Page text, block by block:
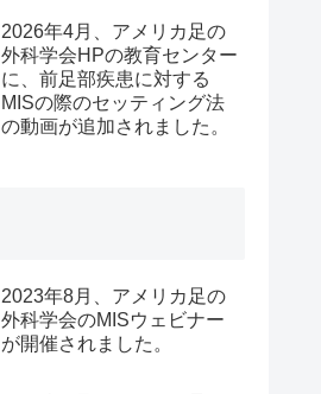
2026年4月、アメリカ足の
外科学会HPの教育センター
に、前足部疾患に対する
MISの際のセッティング法
の動画が追加されました。
2023年8月、アメリカ足の
外科学会のMISウェビナー
が開催されました。